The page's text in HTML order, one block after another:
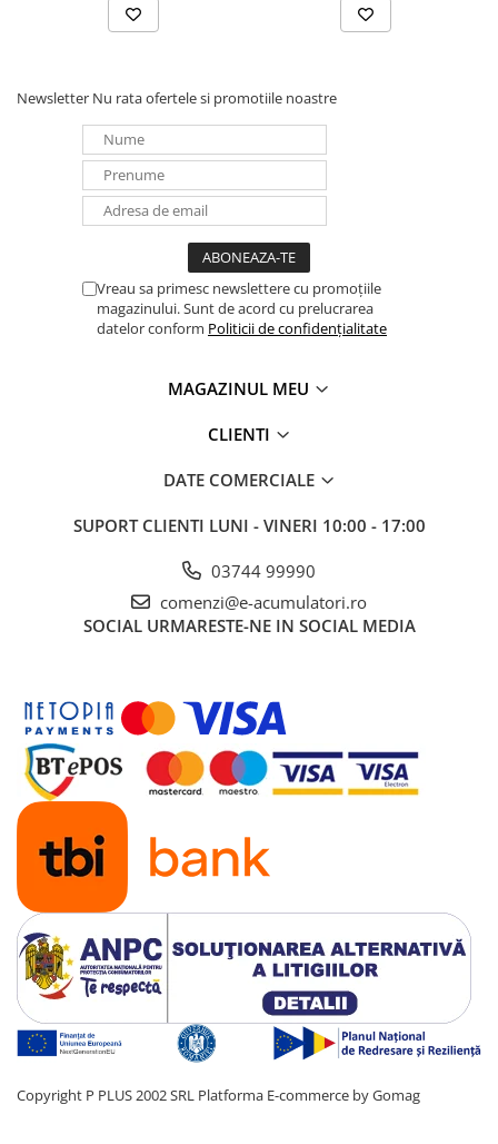
Newsletter Nu rata ofertele si promotiile noastre
Vreau sa primesc newslettere cu promoțiile
magazinului. Sunt de acord cu prelucrarea
datelor conform Politicii de confidențialitate
MAGAZINUL MEU
CLIENTI
DATE COMERCIALE
SUPORT CLIENTI LUNI - VINERI 10:00 - 17:00
03744 99990
comenzi@e-acumulatori.ro
SOCIAL URMARESTE-NE IN SOCIAL MEDIA
Copyright P PLUS 2002 SRL Platforma E-commerce by Gomag